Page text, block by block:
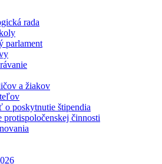
rada
parlament
a žiakov
o poskytnutie štipendia
protispoločenskej činnosti